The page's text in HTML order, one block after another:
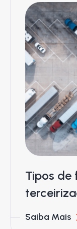
Tipos de
Saiba Mais